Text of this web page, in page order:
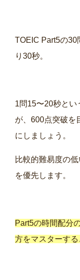
TOEIC Part5の30
り30秒。
1問15〜20秒とい
が、600点突破を
にしましょう。
比較的難易度の
を優先します。
Part5の時間配分
方をマスターする